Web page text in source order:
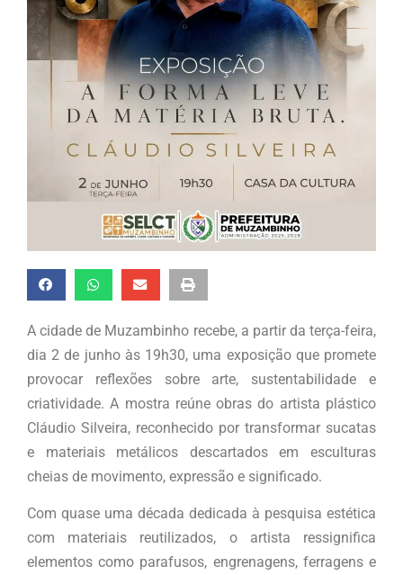
A cidade de Muzambinho recebe, a partir da terça-feira,
dia 2 de junho às 19h30, uma exposição que promete
provocar reflexões sobre arte, sustentabilidade e
criatividade. A mostra reúne obras do artista plástico
Cláudio Silveira, reconhecido por transformar sucatas
e materiais metálicos descartados em esculturas
cheias de movimento, expressão e significado.
Com quase uma década dedicada à pesquisa estética
com materiais reutilizados, o artista ressignifica
elementos como parafusos, engrenagens, ferragens e